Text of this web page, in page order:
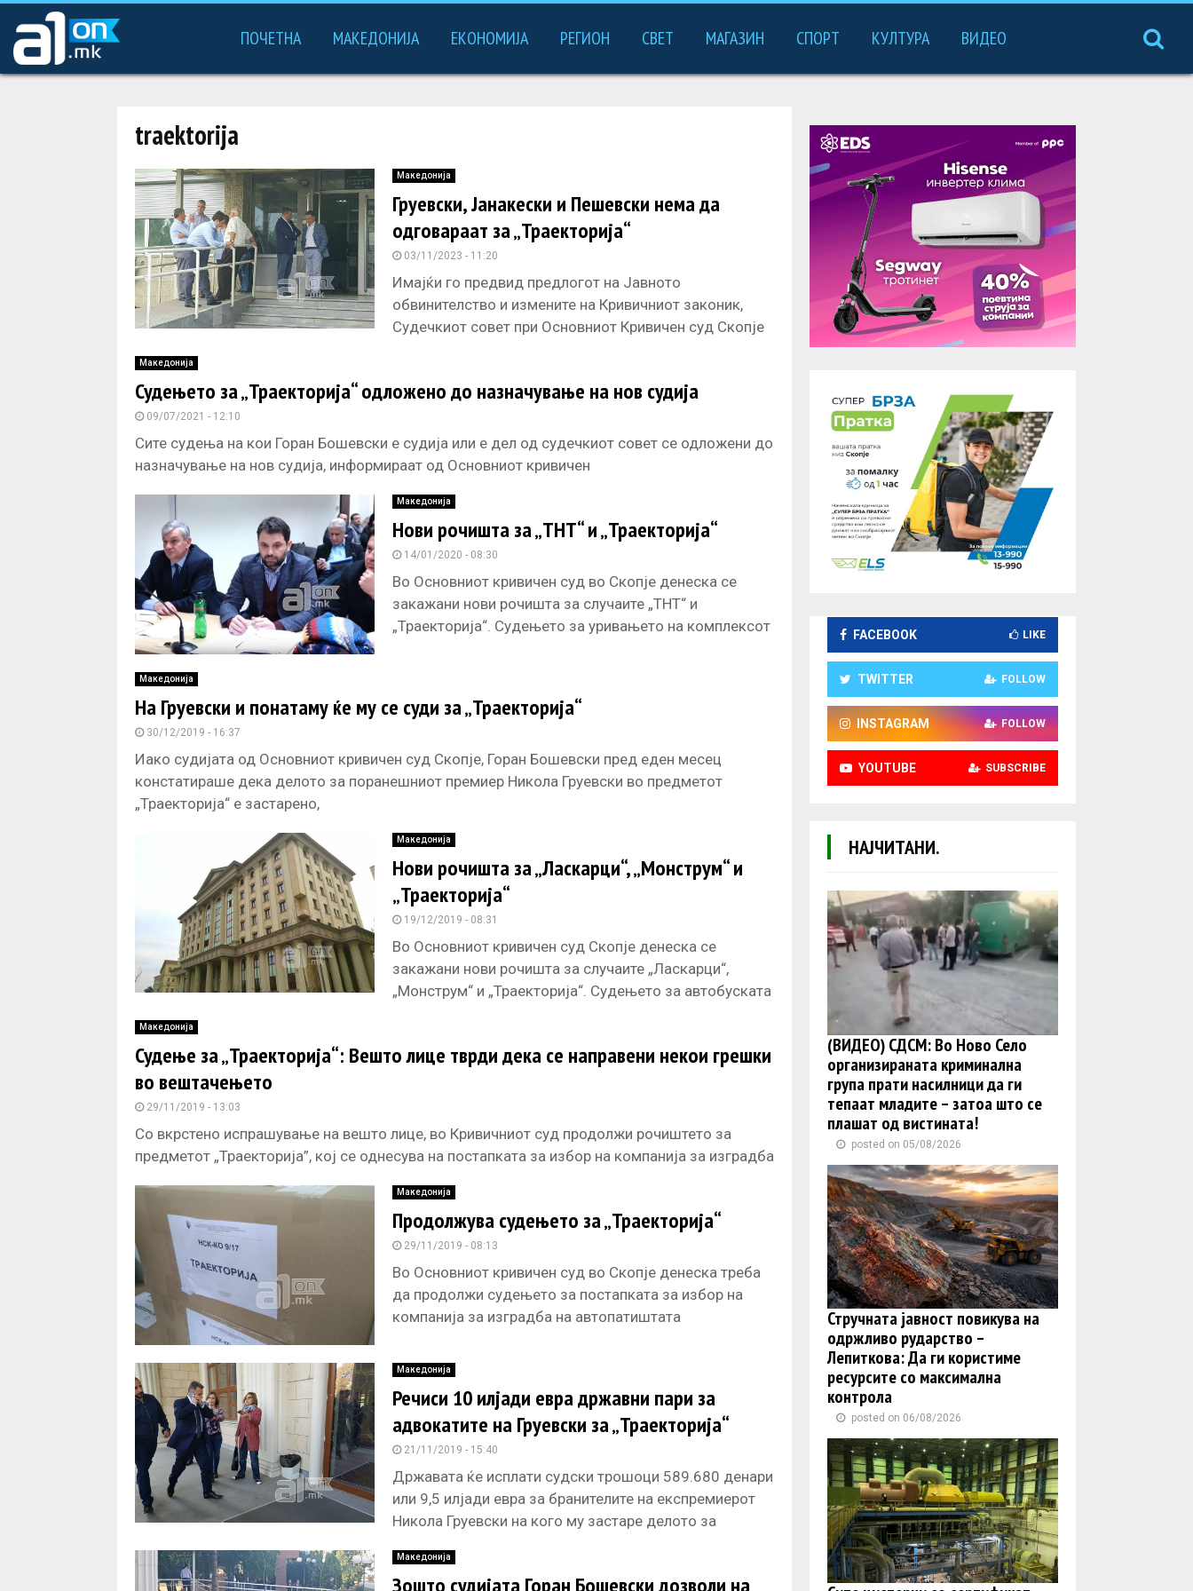
ПОЧЕТНА МАКЕДОНИЈА ЕКОНОМИЈА РЕГИОН СВЕТ МАГАЗИН СПОРТ КУЛТУРА ВИДЕО
traektorija
Македонија
Груевски, Јанакески и Пешевски нема да
одговараат за „Траекторија“
03/11/2023 - 11:20
Имајќи го предвид предлогот на Јавното
обвинителство и измените на Кривичниот законик,
Судечкиот совет при Основниот Кривичен суд Скопје
Македонија
Судењето за „Траекторија“ одложено до назначување на нов судија
09/07/2021 - 12:10
Сите судења на кои Горан Бошевски е судија или е дел од судечкиот совет се одложени до
назначување на нов судија, информираат од Основниот кривичен
Македонија
Нови рочишта за „ТНТ“ и „Траекторија“
14/01/2020 - 08:30
Во Основниот кривичен суд во Скопје денеска се
закажани нови рочишта за случаите „ТНТ“ и
„Траекторија“. Судењето за уривањето на комплексот
Македонија
На Груевски и понатаму ќе му се суди за „Траекторија“
30/12/2019 - 16:37
Иако судијата од Основниот кривичен суд Скопје, Горан Бошевски пред еден месец
констатираше дека делото за поранешниот премиер Никола Груевски во предметот
„Траекторија“ е застарено,
Македонија
Нови рочишта за „Ласкарци“, „Монструм“ и
„Траекторија“
19/12/2019 - 08:31
Во Основниот кривичен суд Скопје денеска се
закажани нови рочишта за случаите „Ласкарци“,
„Монструм“ и „Траекторија“. Судењето за автобуската
Македонија
Судење за „Траекторија“: Вешто лице тврди дека се направени некои грешки
во вештачењето
29/11/2019 - 13:03
Со вкрстено испрашување на вешто лице, во Кривичниот суд продолжи рочиштето за
предметот „Траекторија”, кој се однесува на постапката за избор на компанија за изградба
Македонија
Продолжува судењето за „Траекторија“
29/11/2019 - 08:13
Во Основниот кривичен суд во Скопје денеска треба
да продолжи судењето за постапката за избор на
компанија за изградба на автопатиштата
Македонија
Речиси 10 илјади евра државни пари за
адвокатите на Груевски за „Траекторија“
21/11/2019 - 15:40
Државата ќе исплати судски трошоци 589.680 денари
или 9,5 илјади евра за бранителите на експремиерот
Никола Груевски на кого му застаре делото за
Македонија
Зошто судијата Горан Бошевски дозволи на
FACEBOOK LIKE
TWITTER FOLLOW
INSTAGRAM FOLLOW
YOUTUBE SUBSCRIBE
НАЈЧИТАНИ.
(ВИДЕО) СДСМ: Во Ново Село
организираната криминална
група прати насилници да ги
тепаат младите – затоа што се
плашат од вистината!
posted on 05/08/2026
Стручната јавност повикува на
одржливо рударство –
Лепиткова: Да ги користиме
ресурсите со максимална
контрола
posted on 06/08/2026